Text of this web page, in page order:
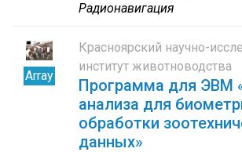
Радионавигация
Array
Красноярский научно-
институт животноводства
Программа для ЭВМ
анализа для
обработки
данных»